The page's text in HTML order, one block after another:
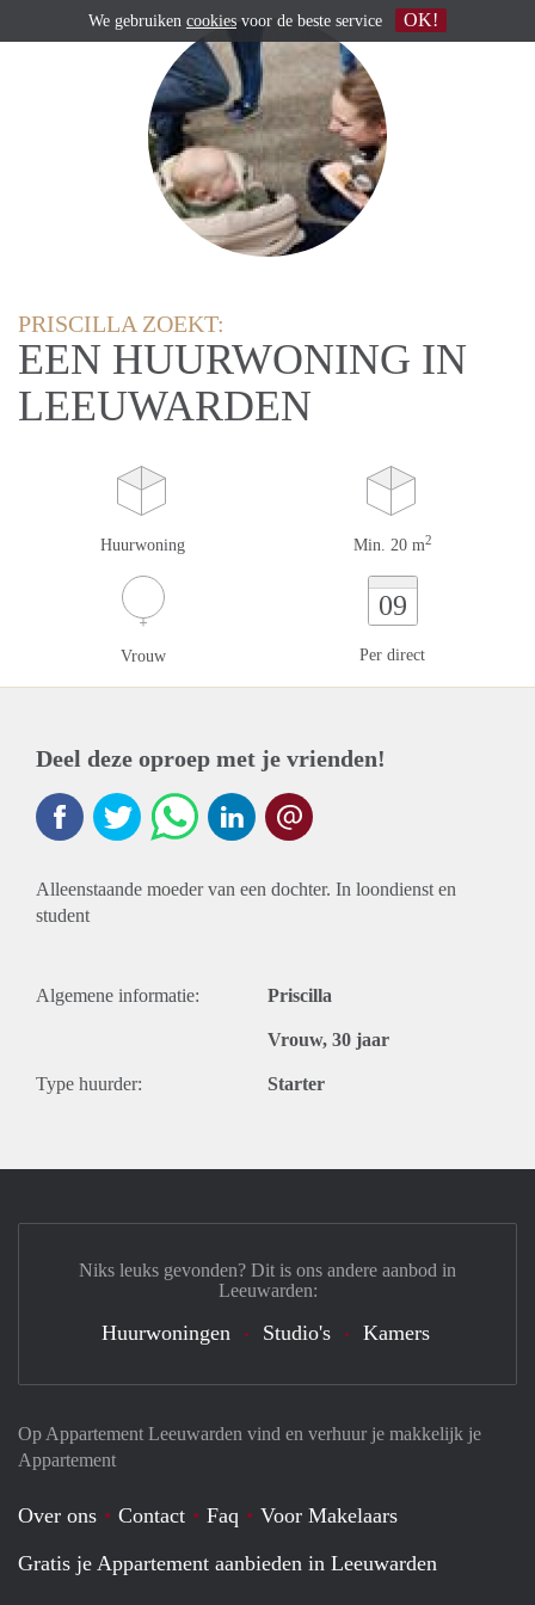
PRISCILLA ZOEKT:
EEN HUURWONING IN
LEEUWARDEN
Huurwoning Min. 20 m2
Vrouw
09
Per direct
Deel deze oproep met je vrienden!
Alleenstaande moeder van een dochter. In loondienst en
student
Algemene informatie: Priscilla
Vrouw, 30 jaar
Type huurder: Starter
Op Appartement Leeuwarden vind en verhuur je makkelijk je
Appartement
Over ons Contact Faq
Voor Makelaars
Gratis je Appartement aanbieden in Leeuwarden
Niks leuks gevonden? Dit is ons andere aanbod in
Leeuwarden:
Huurwoningen Studio's Kamers
We gebruiken cookies voor de beste service OK!